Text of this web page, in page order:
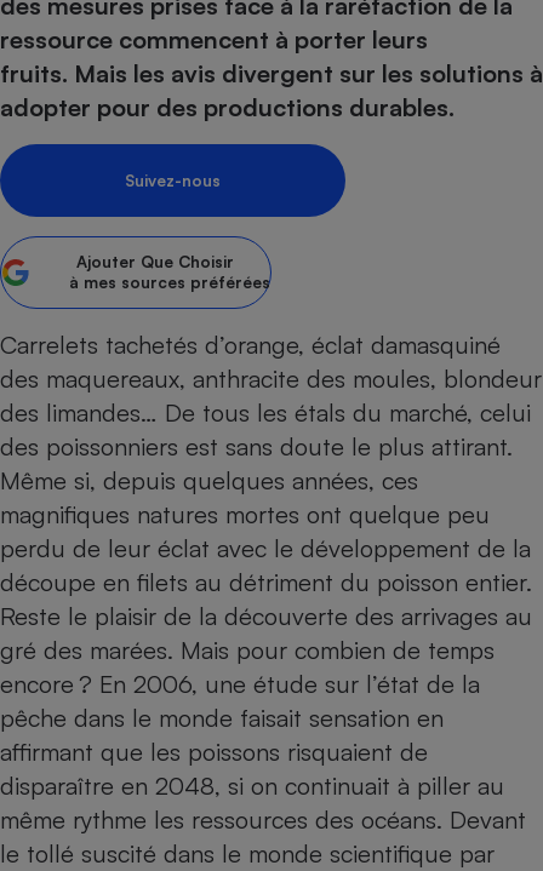
ressource commencent à porter leurs
fruits. Mais les avis divergent sur les solutions à
adopter pour des productions durables.
Suivez-nous
Ajouter Que Choisir
à mes sources préférées
Carrelets tachetés d’orange, éclat damasquiné
des maquereaux, anthracite des moules, blondeur
des limandes… De tous les étals du marché, celui
des poissonniers est sans doute le plus attirant.
Même si, depuis quelques années, ces
magnifiques natures mortes ont quelque peu
perdu de leur éclat avec le développement de la
découpe en filets au détriment du poisson entier.
Reste le plaisir de la découverte des arrivages au
gré des marées. Mais pour combien de temps
encore ? En 2006, une étude sur l’état de la
pêche dans le monde faisait sensation en
affirmant que les poissons risquaient de
disparaître en 2048, si on continuait à piller au
même rythme les ressources des océans. Devant
le tollé suscité dans le monde scientifique par
Sécurité - Hygiène
Supermarché - Drive
Complément
alimentaire
bouteille
Assurance
Banque - Crédit
Epargne - Fiscalité
Mutuelle
Assurance emprunteur
Banque
Circulation routière
Contrôle technique -
Pièce détachée
Moto
Comparateur auto
Supermarché - Drive
Comparatif plaque à
Comparatif hotte
Comparatif aspirateur
Comparatif cafetière
Comparatif robot cuiseur
Comparatif centrale
Gros électroménager
Petit électroménager -
Comparatif barre de son
Comparatif imprimante
Comparatif tablette
Image et son
Informatique
Internet
Téléphonie
Téléviseur
Crédit immobilier
Comparatif poêle à
Comparatif radiateur
Bricolage - Jardinage
Chauffage
Produit d'entretien
Sécurité domestique
Matelas
Système de santé -
Mutuelle
Maison de retraite
Retraite
Choisir son fioul
Choisir son pellet
Comparateur assurance emprunteur
Tous les comparateurs
Speedtest - Testez le débit de votre
connexion Internet